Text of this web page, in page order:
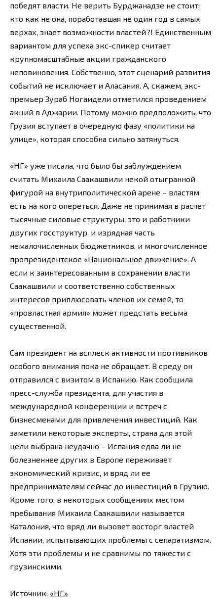
победят власти. Не верить Бурджанадзе не стоит:
кто как не она, поработавшая не один год в самых
верхах, знает возможности властей?! Единственным
вариантом для успеха экс-спикер считает
крупномасштабные акции гражданского
неповиновения. Собственно, этот сценарий развития
событий не исключает и Аласания. А, скажем, экс-
премьер Зураб Ногаидели отметился проведением
акций в Аджарии. Потому можно предположить, что
Грузия вступает в очередную фазу «политики на
улице», которая способна сильно затянуться.
«НГ» уже писала, что было бы заблуждением
считать Михаила Саакашвили некой отыгранной
фигурой на внутриполитической арене – властям
есть на кого опереться. Даже не принимая в расчет
тысячные силовые структуры, это и работники
других госструктур, и изрядная часть
немалочисленных бюджетников, и многочисленное
пропрезидентское «Национальное движение». А
если к заинтересованным в сохранении власти
Саакашвили и соответственно собственных
интересов приплюсовать членов их семей, то
«провластная армия» может предстать весьма
существенной.
Сам президент на всплеск активности противников
особого внимания пока не обращает. В среду он
отправился с визитом в Испанию. Как сообщила
пресс-служба президента, для участия в
международной конференции и встреч с
бизнесменами для привлечения инвестиций. Как
заметили некоторые эксперты, страна для этой
цели выбрана неудачно – Испания едва ли не
болезненнее других в Европе переживает
экономический кризис, и вряд ли ее
предпринимателям сейчас до инвестиций в Грузию.
Кроме того, в некоторых сообщениях местом
пребывания Михаила Саакашвили называется
Каталония, что вряд ли вызовет восторг властей
Испании, испытывающих проблемы с сепаратизмом.
Хотя эти проблемы и не сравнимы по тяжести с
грузинскими.
Источник: «НГ»